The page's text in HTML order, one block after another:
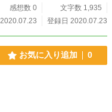
感想数 0
文字数 1,935
登録日 2020.07.23
お気に入り追加 0